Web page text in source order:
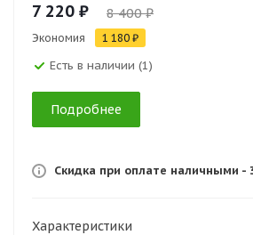
7 220 ₽ 8 400 ₽
Экономия 1 180 ₽
Есть в наличии (1)
Подробнее
Скидка при оплате наличными -
Характеристики